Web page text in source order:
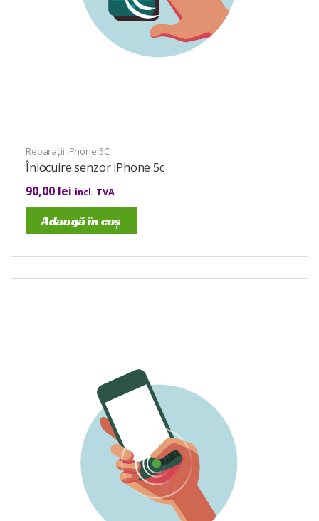
Reparații iPhone 5C
Înlocuire senzor iPhone 5c
90,00 lei incl. TVA
Adaugă în coș